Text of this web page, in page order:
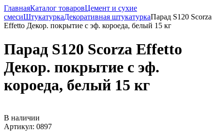
ГлавнаяКаталог товаровЦемент и сухие
смесиШтукатуркаДекоративная штукатуркаПарад S120 Scorza
Effetto Декор. покрытие с эф. короеда, белый 15 кг
Парад S120 Scorza Effetto
Декор. покрытие с эф.
короеда, белый 15 кг
В наличии
Артикул: 0897